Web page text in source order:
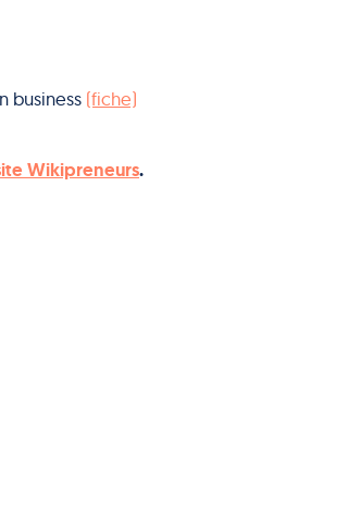
business (fiche)
Wikipreneurs.